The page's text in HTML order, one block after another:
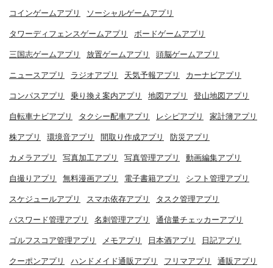
コインゲームアプリ ソーシャルゲームアプリ
タワーディフェンスゲームアプリ ボードゲームアプリ
三国志ゲームアプリ 放置ゲームアプリ 頭脳ゲームアプリ
ニュースアプリ ラジオアプリ 天気予報アプリ カーナビアプリ
コンパスアプリ 乗り換え案内アプリ 地図アプリ 登山地図アプリ
自転車ナビアプリ タクシー配車アプリ レシピアプリ 家計簿アプリ
株アプリ 環境音アプリ 間取り作成アプリ 防災アプリ
カメラアプリ 写真加工アプリ 写真管理アプリ 動画編集アプリ
自撮りアプリ 無料漫画アプリ 電子書籍アプリ シフト管理アプリ
スケジュールアプリ スマホ依存アプリ タスク管理アプリ
パスワード管理アプリ 名刺管理アプリ 通信量チェッカーアプリ
ゴルフスコア管理アプリ メモアプリ 日本酒アプリ 日記アプリ
クーポンアプリ ハンドメイド通販アプリ フリマアプリ 通販アプリ